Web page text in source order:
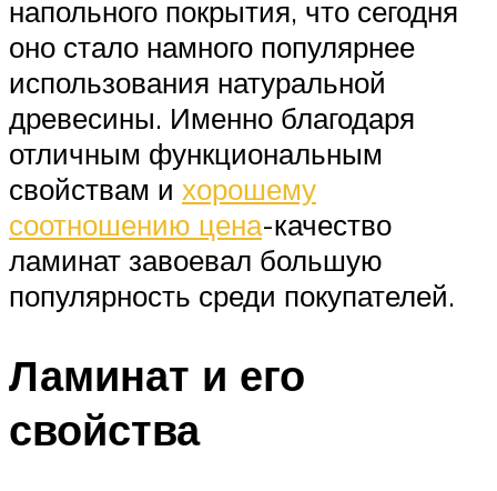
напольного покрытия, что сегодня
оно стало намного популярнее
использования натуральной
древесины. Именно благодаря
отличным функциональным
свойствам и хорошему
соотношению цена-качество
ламинат завоевал большую
популярность среди покупателей.
Ламинат и его
свойства